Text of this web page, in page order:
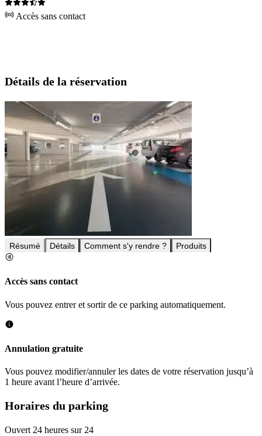
Accès sans contact
Détails de la réservation
Résumé Détails Comment s'y rendre ? Produits
Accès sans contact
Vous pouvez entrer et sortir de ce parking automatiquement.
Annulation gratuite
Vous pouvez modifier/annuler les dates de votre réservation jusqu’à
1 heure avant l’heure d’arrivée.
Horaires du parking
Ouvert 24 heures sur 24